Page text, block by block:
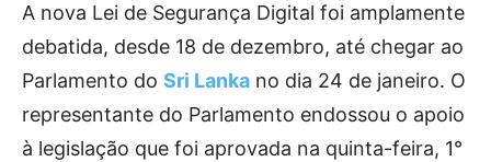
A nova Lei de Segurança Digital foi amplamente
debatida, desde 18 de dezembro, até chegar ao
Parlamento do Sri Lanka no dia 24 de janeiro. O
representante do Parlamento endossou o apoio
à legislação que foi aprovada na quinta-feira, 1°